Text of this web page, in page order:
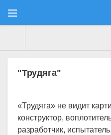
"Трудяга"
«Трудяга» не видит
конструктор,
разработчик,